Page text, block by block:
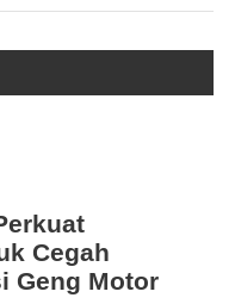
Cegah
Geng Motor